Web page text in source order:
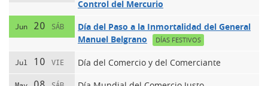
Control del Mercurio
Jun 20 SÁB
Día del Paso a la Inmortalidad del General
Manuel Belgrano
DÍAS FESTIVOS
Jul 10 VIE Día del Comercio y del Comerciante